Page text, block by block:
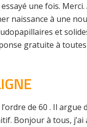
une fois.
naissance à une
et
gratuite à
de 60 . Il argue
Bonjour à tous,